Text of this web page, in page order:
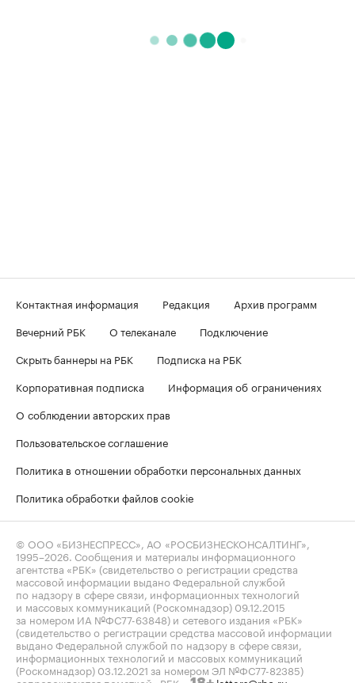
Контактная информация Редакция
Архив программ
Вечерний РБК
О телеканале
Подключение
Скрыть баннеры на РБК
Подписка на РБК
Корпоративная подписка
Информация об ограничениях
О соблюдении авторских прав
Пользовательское соглашение
Политика в отношении обработки персональных данных
Политика обработки файлов cookie
© ООО «БИЗНЕСПРЕСС», АО «РОСБИЗНЕСКОНСАЛТИНГ»,
1995–2026 . Сообщения и материалы информационного
агентства «РБК» (свидетельство о регистрации средства
массовой информации выдано Федеральной службой
по надзору в сфере связи, информационных технологий
и массовых коммуникаций (Роскомнадзор) 09.12.2015
за номером ИА №ФС77-63848) и сетевого издания «РБК»
(свидетельство о регистрации средства массовой информации
выдано Федеральной службой по надзору в сфере связи,
информационных технологий и массовых коммуникаций
(Роскомнадзор) 03.12.2021 за номером ЭЛ №ФС77-82385)